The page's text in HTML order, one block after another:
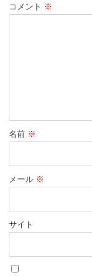
ン
コメント ※
名前 ※
メール ※
サイト